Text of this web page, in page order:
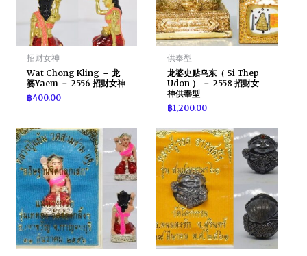
招财女神
Wat Chong Kling － 龙
婆Yaem － 2556 招财女神
฿400.00
供奉型
龙婆史贴乌东（ Si Thep
Udon ） － 2558 招财女
神供奉型
฿1,200.00